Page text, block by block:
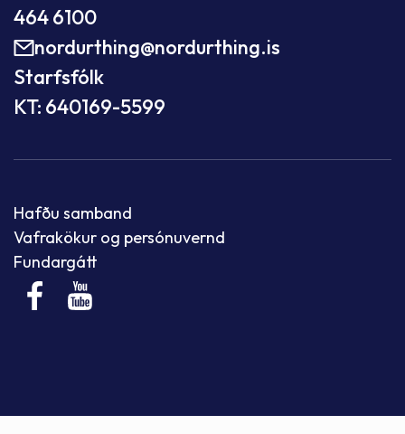
464 6100
nordurthing@nordurthing.is
Starfsfólk
KT: 640169-5599
Hafðu samband
Vafrakökur og persónuvernd
Fundargátt